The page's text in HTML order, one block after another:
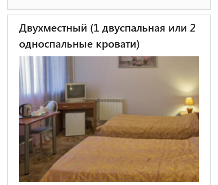
Двухместный (1 двуспальная или 2
односпальные кровати)